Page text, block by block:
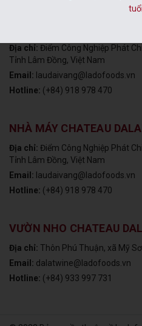
Địa chỉ: Điểm Công Nghiệp Phát
Tỉnh Lâm Đồng, Việt Nam
Email: laudaivang@ladofoods.vn
Hotline: (+84) 918 978 470
NHÀ MÁY CHATEAU
Địa chỉ: Điểm Công Nghiệp Phát
Tỉnh Lâm Đồng, Việt Nam
Email: laudaivang@ladofoods.vn
Hotline: (+84) 918 978 470
VƯỜN NHO CHATEAU
Địa chỉ: Thôn Phú Thuận, xã Mỹ
Email: dalatwine@ladofoods.vn
Hotline: (+84) 933 997 731
tuổi